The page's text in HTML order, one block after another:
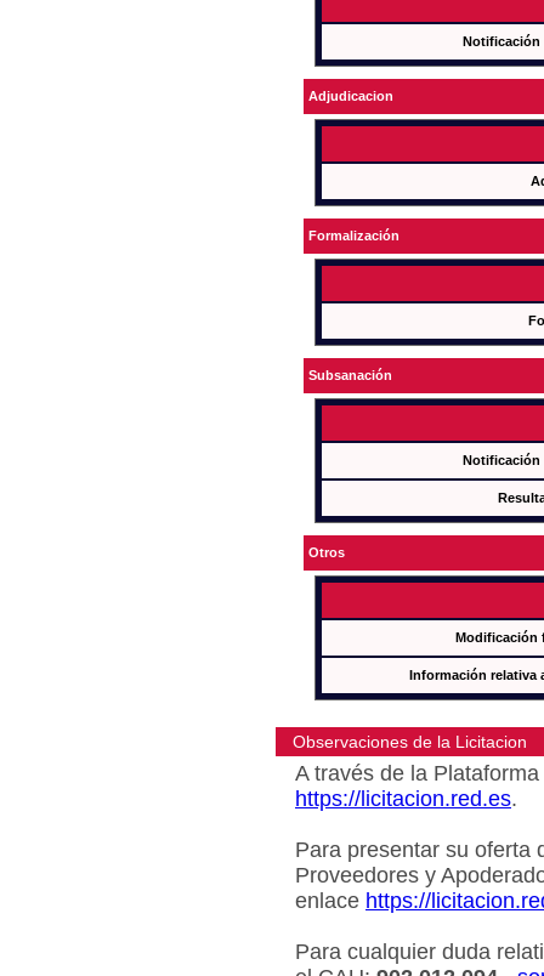
Notificación
Adjudicacion
Formalización
Subsanación
Notificación
Otros
Modificación
Información relativa
Observaciones de la Licitacion
A través de la
https://licitacion.red.es.
Para presentar su oferta
Proveedores y
enlace https://
Para cualquier duda